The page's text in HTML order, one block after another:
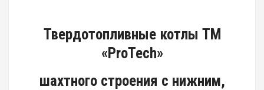
Твердотопливные котлы ТМ
«ProTech»
шахтного строения с нижним,